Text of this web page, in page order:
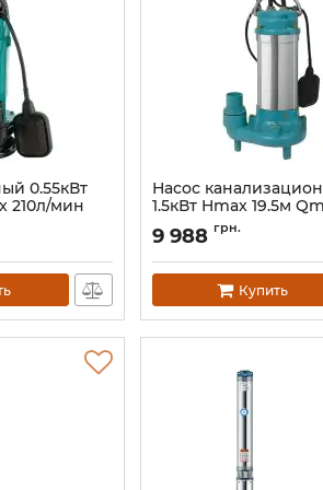
0.55кВт
210л/мин
20-0.55A
Насос
1.5кВт Hmax 19.5м
мин с ножом (нерж)
AQUATICA (773434)
Артикул: 773434
9 988 грн.
Купить